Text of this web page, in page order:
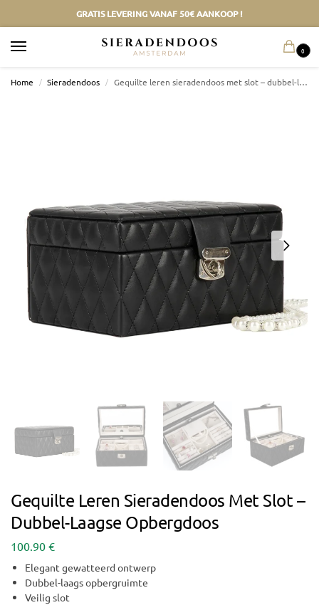
GRATIS LEVERING VANAF 50€ AANKOOP !
0
Home / Sieradendoos / Gequilte leren sieradendoos met slot – dubbel-laagse opbergdoos
Gequilte Leren Sieradendoos Met Slot –
Dubbel-Laagse Opbergdoos
100.90 €
Elegant gewatteerd ontwerp
Dubbel-laags opbergruimte
Veilig slot